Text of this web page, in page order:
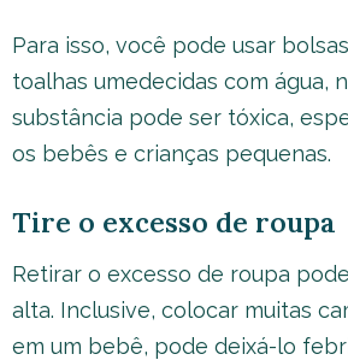
Para isso, você pode usar
toalhas umedecidas com água,
substância pode ser tóxica,
os bebês e crianças pequenas.
Tire o excesso de roupa
Retirar o excesso de roupa
alta. Inclusive, colocar muitas
em um bebê, pode deixá-lo